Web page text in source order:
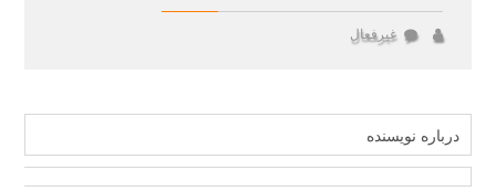
غیرفعال
درباره نویسنده